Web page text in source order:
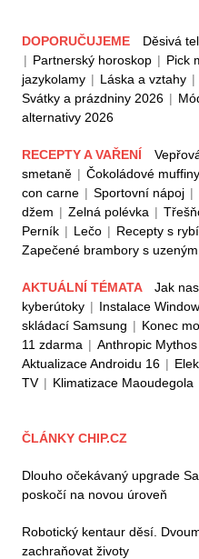
DOPORUČUJEME Děsivá
| Partnerský horoskop | Pick
jazykolamy | Láska a vztahy |
Svátky a prázdniny 2026 |
alternativy 2026
RECEPTY A VAŘENÍ
smetaně | Čokoládové muffiny
con carne | Sportovní nápoj |
džem | Zelná polévka |
Perník | Lečo | Recepty s
Zapečené brambory s uzeným
AKTUÁLNÍ TÉMATA Jak
kyberútoky | Instalace
skládací Samsung | Konec
11 zdarma | Anthropic Mythos
Aktualizace Androidu 16 |
TV | Klimatizace Maoudegola
ČLÁNKY CHIP.CZ
Dlouho očekávaný upgrade
poskočí na novou úroveň
Robotický kentaur děsí.
zachraňovat životy